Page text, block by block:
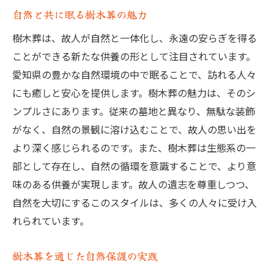
自然と共に眠る樹木葬の魅力
樹木葬は、故人が自然と一体化し、永遠の安らぎを得る
ことができる新たな供養の形として注目されています。
愛知県の豊かな自然環境の中で眠ることで、訪れる人々
にも癒しと安心を提供します。樹木葬の魅力は、そのシ
ンプルさにあります。従来の墓地と異なり、無駄な装飾
がなく、自然の景観に溶け込むことで、故人の思い出を
より深く感じられるのです。また、樹木葬は生態系の一
部として存在し、自然の循環を意識することで、より意
味のある供養が実現します。故人の遺志を尊重しつつ、
自然を大切にするこのスタイルは、多くの人々に受け入
れられています。
樹木葬を通じた自然保護の実践